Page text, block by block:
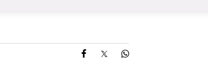
Share on Facebook
Share on X
Share on Whatsapp